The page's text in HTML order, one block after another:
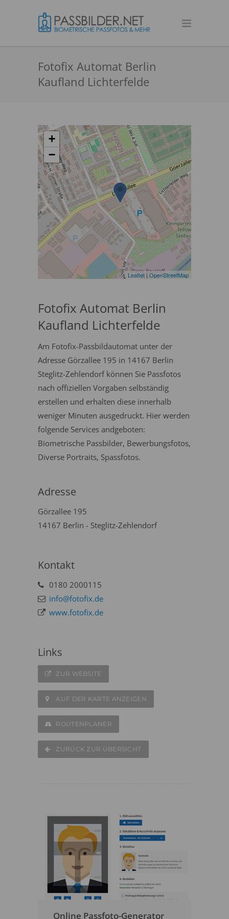
Fotofix Automat Berlin
Kaufland Lichterfelde
+
−
Leaflet|OpenStreetMap
Fotofix Automat Berlin
Kaufland Lichterfelde
Am Fotofix-Passbildautomat unter der
Adresse Görzallee 195 in 14167 Berlin
Steglitz-Zehlendorf können Sie Passfotos
nach offiziellen Vorgaben selbständig
erstellen und erhalten diese innerhalb
weniger Minuten ausgedruckt. Hier werden
folgende Services andgeboten:
Biometrische Passbilder, Bewerbungsfotos,
Diverse Portraits, Spassfotos.
Adresse
Görzallee 195
14167 Berlin - Steglitz-Zehlendorf
Kontakt
0180 2000115
info@fotofix.de
www.fotofix.de
Links
ZUR WEBSITE
AUF DER KARTE ANZEIGEN
ROUTENPLANER
ZURÜCK ZUR ÜBERSICHT
Online Passfoto-Generator